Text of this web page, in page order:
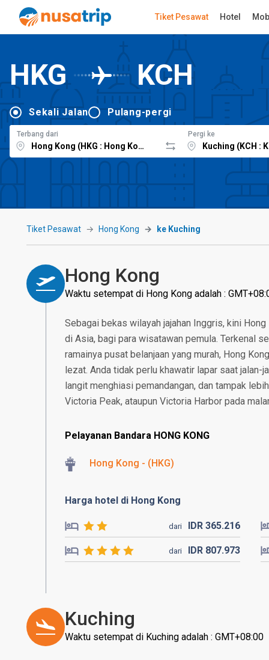
Tiket Pesawat Hotel
HKG KCH
Sekali Jalan Pulang-pergi
Terbang dari Pergi ke
Tiket Pesawat Hong Kong ke Kuching
Hong Kong
Waktu setempat di Hong Kong adalah :
Sebagai bekas wilayah jajahan Inggris, kini
di Asia, bagi para wisatawan pemula. Terkenal
ramainya pusat belanjaan yang murah, Hong
lezat. Anda tidak perlu khawatir lapar saat jalan-
langit menghiasi pemandangan, dan tampak
Victoria Peak, ataupun Victoria Harbor pada
Pelayanan Bandara HONG KONG
Hong Kong - (HKG)
Harga hotel di Hong Kong
dari IDR 365.216
dari IDR 807.973
Kuching
Waktu setempat di Kuching adalah : GMT+08:00